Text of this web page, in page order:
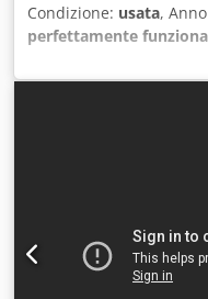
Condizione: usata,
perfettamente
, Numero
Szls Anljck Tipologia di
GÖSSLING Tipologia: